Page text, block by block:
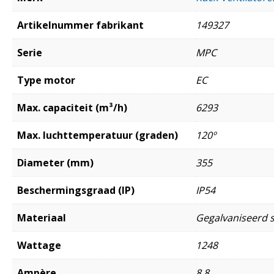
Artikelnummer fabrikant 149327
Serie MPC
Type motor EC
Max. capaciteit (m³/h) 6293
Max. luchttemperatuur (graden) 120º
Diameter (mm) 355
Beschermingsgraad (IP) IP54
Materiaal Gegalvaniseerd
Wattage 1248